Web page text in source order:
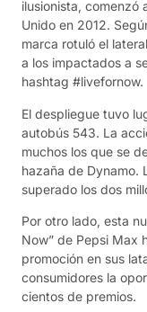
ilusionista, comenzó
Unido en 2012.
marca rotuló el
a los impactados a
hashtag #livefornow.
El despliegue tuvo
autobús 543. La
muchos los que se
hazaña de Dynamo.
superado los dos
Por otro lado, esta
Now” de Pepsi Max
promoción en sus
consumidores la
cientos de premios.